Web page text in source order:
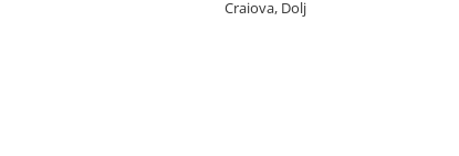
Craiova, Dolj